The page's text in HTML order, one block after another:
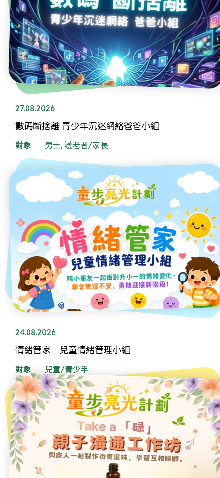
27.08.2026
數碼斷捨離 青少年沉迷網絡爸爸小組
對象 男士, 護老者/家長
24.08.2026
情緒管家─兒童情緒管理小組
對象 兒童/青少年